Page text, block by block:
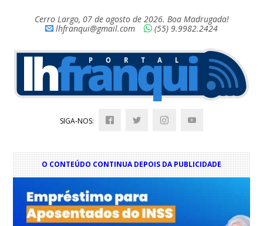
Cerro Largo, 07 de agosto de 2026. Boa Madrugada!
lhfranqui@gmail.com
(55) 9.9982.2424
SIGA-NOS:
O CONTEÚDO CONTINUA DEPOIS DA PUBLICIDADE